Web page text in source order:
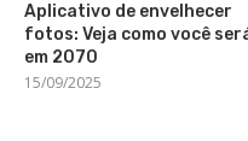
Aplicativo de envelhecer
fotos: Veja como você
em 2070
15/09/2025